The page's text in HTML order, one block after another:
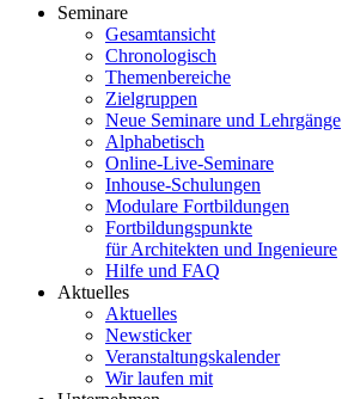
Seminare
Gesamtansicht
Chronologisch
Themenbereiche
Zielgruppen
Neue Seminare und Lehrgänge
Alphabetisch
Online-Live-Seminare
Inhouse-Schulungen
Modulare Fortbildungen
Fortbildungspunkte
für Architekten und Ingenieure
Hilfe und FAQ
Aktuelles
Aktuelles
Newsticker
Veranstaltungskalender
Wir laufen mit